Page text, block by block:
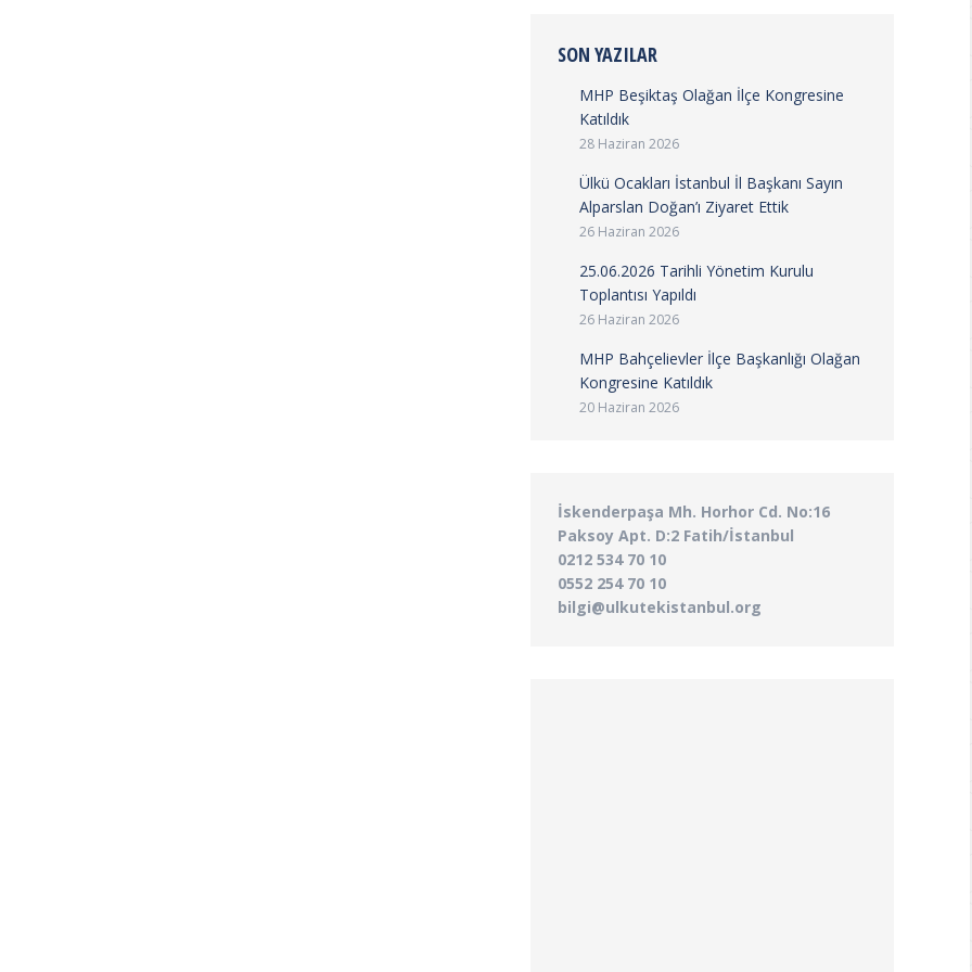
SON YAZILAR
MHP Beşiktaş Olağan İlçe Kongresine
Katıldık
28 Haziran 2026
Ülkü Ocakları İstanbul İl Başkanı Sayın
Alparslan Doğan’ı Ziyaret Ettik
26 Haziran 2026
25.06.2026 Tarihli Yönetim Kurulu
Toplantısı Yapıldı
26 Haziran 2026
MHP Bahçelievler İlçe Başkanlığı Olağan
Kongresine Katıldık
20 Haziran 2026
İskenderpaşa Mh. Horhor Cd. No:16
Paksoy Apt. D:2 Fatih/İstanbul
0212 534 70 10
0552 254 70 10
bilgi@ulkutekistanbul.org